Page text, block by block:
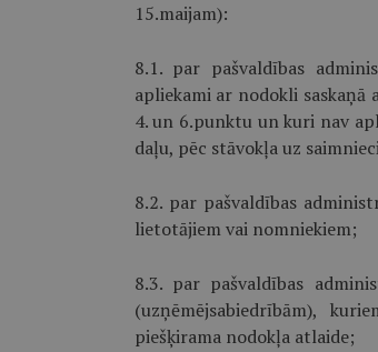
15.maijam):
8.1. par pašvaldības
apliekami ar nodokli saskaņā
4. un 6.punktu un kuri nav
daļu, pēc stāvokļa uz
8.2. par pašvaldības
lietotājiem vai nomniekiem;
8.3. par pašvaldības
(uzņēmējsabiedrībām),
piešķirama nodokļa atlaide;